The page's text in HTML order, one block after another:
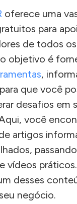
oferece uma
para
de todos
objetivo é
,
que você
desafios em
você
artigos
vídeos
desses
negócio.